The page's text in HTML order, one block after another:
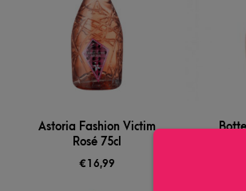
Astoria Fashion Victim
Rosé 75cl
€ 16,99